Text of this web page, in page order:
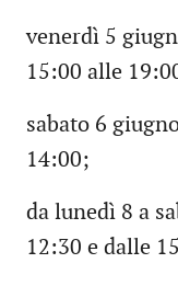
venerdì 5
15:00 alle
sabato 6
14:00;
da lunedì 8 a
12:30 e dalle